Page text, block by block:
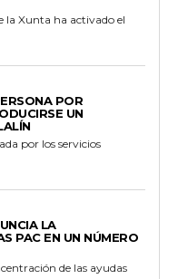
la Xunta ha activado el
POR
UN
por los servicios
LA
PAC EN UN NÚMERO
de las ayudas